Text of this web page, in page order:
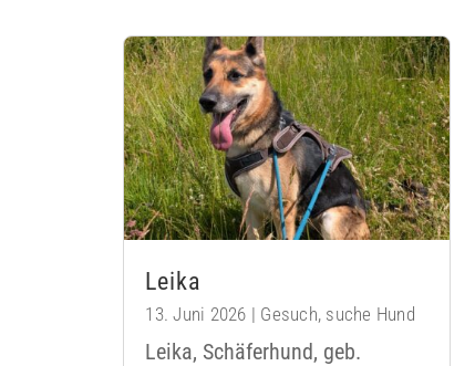
Leika
13. Juni 2026 | Gesuch, suche Hund
Leika, Schäferhund, geb.